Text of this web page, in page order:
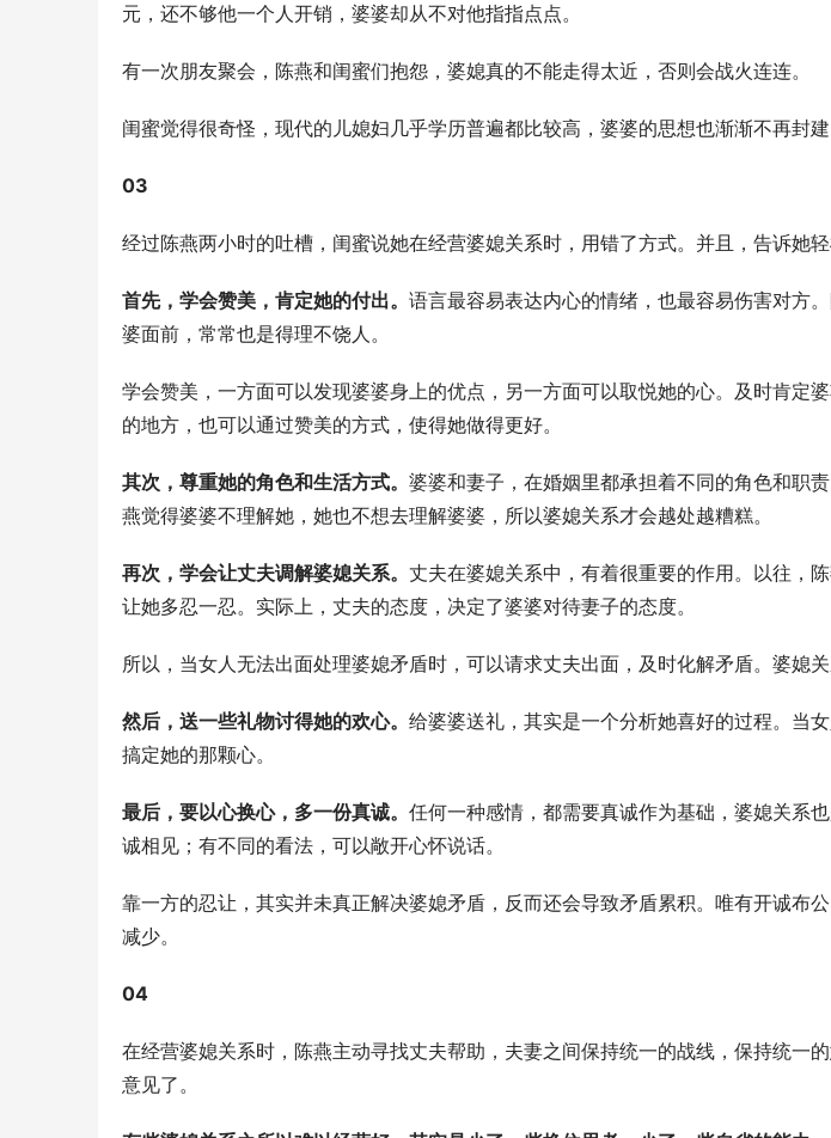
元，还不够他一个人开销，婆婆却从不对他指指点点。
有一次朋友聚会，陈燕和闺蜜们抱怨，婆媳真的不能走得太近，否则会战火连连。
闺蜜觉得很奇怪，现代的儿媳妇几乎学历普遍都比较高，婆婆的思想也渐渐不再封建
03
经过陈燕两小时的吐槽，闺蜜说她在经营婆媳关系时，用错了方式。并且，告诉她轻
首先，学会赞美，肯定她的付出。 语言最容易表达内心的情绪，也最容易伤害对方
婆面前，常常也是得理不饶人。
学会赞美，一方面可以发现婆婆身上的优点，另一方面可以取悦她的心。及时肯定
的地方，也可以通过赞美的方式，使得她做得更好。
其次，尊重她的角色和生活方式。 婆婆和妻子，在婚姻里都承担着不同的角色和职
燕觉得婆婆不理解她，她也不想去理解婆婆，所以婆媳关系才会越处越糟糕。
再次，学会让丈夫调解婆媳关系。 丈夫在婆媳关系中，有着很重要的作用。以往，
让她多忍一忍。实际上，丈夫的态度，决定了婆婆对待妻子的态度。
所以，当女人无法出面处理婆媳矛盾时，可以请求丈夫出面，及时化解矛盾。婆媳关
然后，送一些礼物讨得她的欢心。 给婆婆送礼，其实是一个分析她喜好的过程。当
搞定她的那颗心。
最后，要以心换心，多一份真诚。 任何一种感情，都需要真诚作为基础，婆媳关系
诚相见；有不同的看法，可以敞开心怀说话。
靠一方的忍让，其实并未真正解决婆媳矛盾，反而还会导致矛盾累积。唯有开诚布
减少。
04
在经营婆媳关系时，陈燕主动寻找丈夫帮助，夫妻之间保持统一的战线，保持统一
意见了。